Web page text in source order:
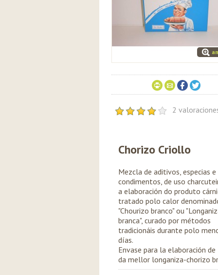
2
Chorizo Criollo
Mezcla de aditivos, especias e
condimentos, de uso
a elaboración do produto
tratado polo calor
"Chourizo branco" ou
branca", curado por métodos
tradicionáis durante polo
días.
Envase para la elaboración
da mellor longaniza-chorizo